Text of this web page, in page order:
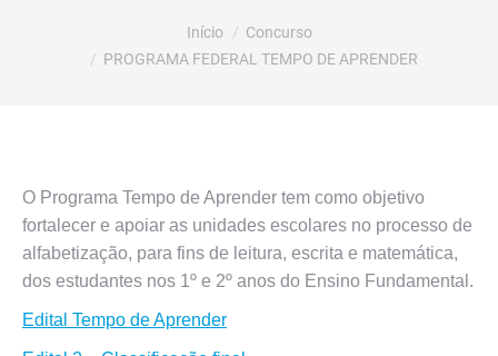
Início
Concurso
PROGRAMA FEDERAL TEMPO DE APRENDER
O Programa Tempo de Aprender tem como objetivo
fortalecer e apoiar as unidades escolares no processo de
alfabetização, para fins de leitura, escrita e matemática,
dos estudantes nos 1º e 2º anos do Ensino Fundamental.
Edital Tempo de Aprender